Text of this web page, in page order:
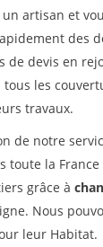
un artisan et
des
de devis en
tous les
travaux.
de notre
toute la
grâce à
Nous
leur Habitat.